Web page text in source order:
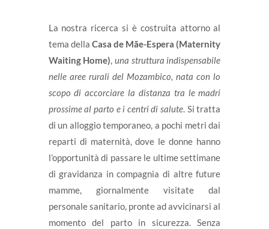
La nostra ricerca si è costruita attorno al
tema della Casa de Mãe-Espera (Maternity
Waiting Home),una struttura indispensabile
nelle aree rurali del Mozambico, nata con lo
scopo di accorciare la distanza tra le madri
prossime al parto e i centri di salute. Si tratta
di un alloggio temporaneo, a pochi metri dai
reparti di maternità, dove le donne hanno
l’opportunità di passare le ultime settimane
di gravidanza in compagnia di altre future
mamme, giornalmente visitate dal
personale sanitario, pronte ad avvicinarsi al
momento del parto in sicurezza. Senza